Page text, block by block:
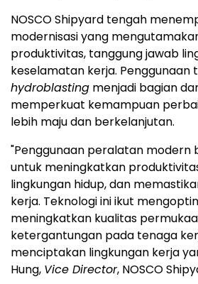
NOSCO Shipyard tengah
modernisasi yang
produktivitas, tanggung jawab
keselamatan kerja. Penggunaan
hydroblasting menjadi bagian
memperkuat kemampuan
lebih maju dan berkelanjutan.
"Penggunaan peralatan modern
untuk meningkatkan
lingkungan hidup, dan
kerja. Teknologi ini ikut
meningkatkan kualitas
ketergantungan pada tenaga
menciptakan lingkungan kerja
Hung, Vice Director, NOSCO